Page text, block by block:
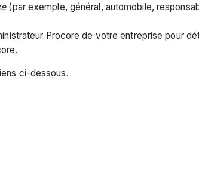
(par exemple, général, automobile,
Procore de votre entreprise pour
ci-dessous.